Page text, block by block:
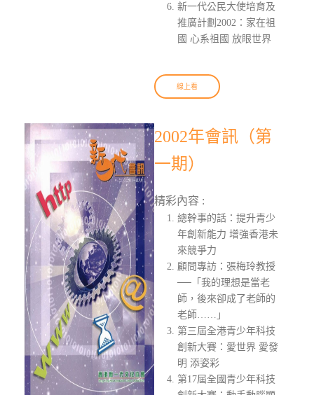
新一代公民大使培育及
推廣計劃2002：家在祖
國 心系祖國 放眼世界
線上看
2002年會訊（第
一期）
精彩內容 :
總幹事的話：提升青少
年創新能力 增強香港未
來競爭力
顧問專訪：張梅玲教授
──「我的理想是當老
師，後來卻成了老師的
老師……」
第三屆全港青少年科技
創新大賽：愛世界 愛發
明 添姿彩
第17屆全國青少年科技